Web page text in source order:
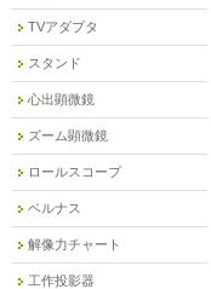
TVアダプタ
スタンド
心出顕微鏡
ズーム顕微鏡
ロールスコープ
ベルナス
解像力チャート
工作投影器